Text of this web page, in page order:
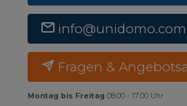
info@unidomo.com
Fragen &
Montag bis Freitag 08:00 - 17:00 Uhr